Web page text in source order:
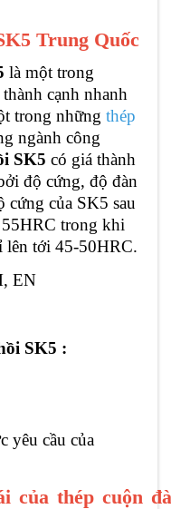
Trung Quốc
là một trong
cạnh nhanh
trong những thép
ngành công
SK5 có giá thành
độ cứng, độ đàn
của SK5 sau
trong khi
lên tới 45-50HRC.
EN
SK5 :
yêu cầu của
của thép cuộn đ